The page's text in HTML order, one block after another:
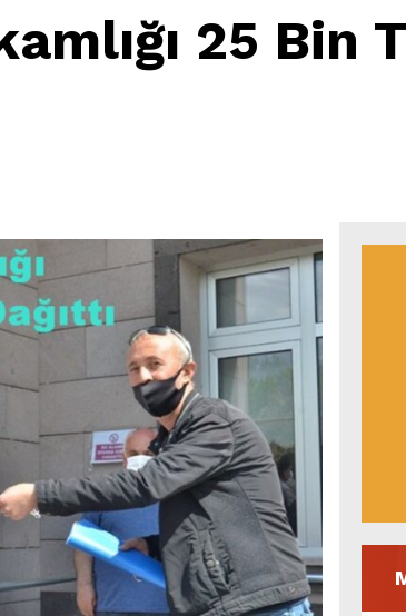
25 Bin